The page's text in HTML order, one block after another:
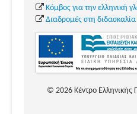
Κόμβος για την ελληνική
Διαδρομές στη διδασκαλία
© 2026 Κέντρο